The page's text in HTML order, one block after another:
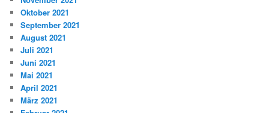
Oktober 2021
September 2021
August 2021
Juli 2021
Juni 2021
Mai 2021
April 2021
März 2021